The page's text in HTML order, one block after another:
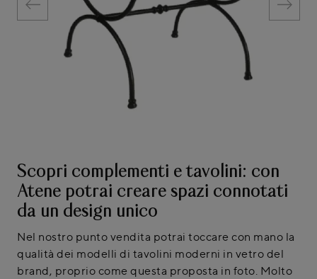
Scopri complementi e tavolini: con
Atene potrai creare spazi connotati
da un design unico
Nel nostro punto vendita potrai toccare con mano la
qualità dei modelli di tavolini moderni in vetro del
brand, proprio come questa proposta in foto. Molto